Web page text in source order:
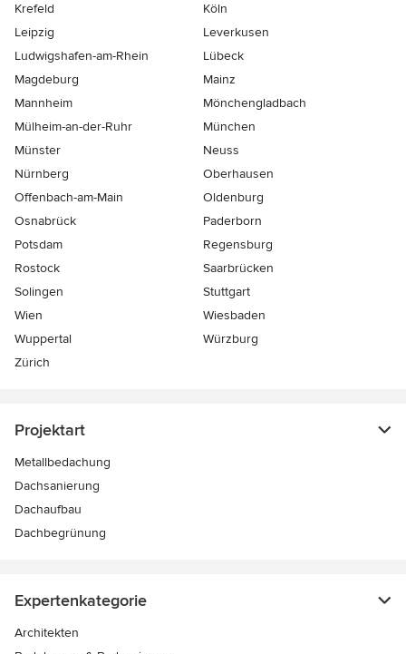
Krefeld
Köln
Leipzig
Leverkusen
Ludwigshafen-am-Rhein
Lübeck
Magdeburg
Mainz
Mannheim
Mönchen­gladbach
Mülheim-an-der-Ruhr
München
Münster
Neuss
Nürnberg
Oberhausen
Offenbach-am-Main
Oldenburg
Osnabrück
Paderborn
Potsdam
Regensburg
Rostock
Saarbrücken
Solingen
Stuttgart
Wien
Wiesbaden
Wuppertal
Würzburg
Zürich
Projektart
Metallbedachung
Dachsanierung
Dachaufbau
Dachbegrünung
Expertenkategorie
Architekten